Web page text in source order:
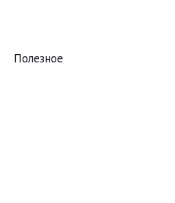
Полезное